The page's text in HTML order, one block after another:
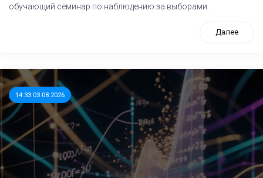
обучающий семинар по наблюдению за выборами.
Далее
14:33 03.08.2026